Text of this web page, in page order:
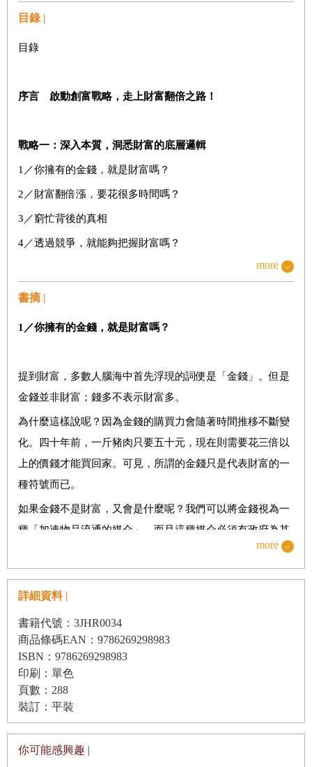
目錄 |
目錄
序言 啟動創富戰略，走上財富翻倍之路！
戰略一：深入本質，洞悉財富的底層邏輯
1／你擁有的金錢，就是財富嗎？
2／財富翻倍漲，要花很多時間嗎？
3／窮忙背後的真相
4／透過競爭，就能夠把握財富嗎？
6／如何在現有能力下使財富最大化？
戰略二：認知升級，打造資產翻倍的絕對優勢
10／改變思考方式，不做「負翁」當富翁
11／時間的價值遠大於金錢的價值
12／善用複利，讓財富如滾雪球般增長
13／物以稀為貴，打造自己的獨特性
戰略三：內建致富引擎，讓個人能力成為高增值資產
17／提升專業技能，讓自己成為產業專家
18／終身學習，打造不對稱的競爭優勢
19／高效工作，創造超越常人的價值
20／重視溝通，團隊合作更順暢
21／培養跨界能力，增強核心競爭力
more
書摘 |
1 ／你擁有的金錢，就是財富嗎？
提到財富，多數人腦海中首先浮現的詞便是「金錢」。但是
金錢並非財富；錢多不表示財富多。
為什麼這樣說呢？因為金錢的購買力會隨著時間推移不斷變
化。四十年前，一斤豬肉只要五十元，現在則需要花三倍以
上的價錢才能買回家。可見，所謂的金錢只是代表財富的一
種符號而已。
如果金錢不是財富，又會是什麼呢？我們可以將金錢視為一
種「加速物品流通的媒介」，而且這種媒介必須有政府為其
（如增值潛力強的房地產），以及那些能持續創造價值的生
產工具與資本（即所謂的原材料）。我們可以將財富視為
「能創造被動收入的財產」。而所謂的被動收入，是指即使
不直接參與工作也能得到的收入，諸如版稅、企業分紅、租
金等。
那麼，該怎麼做才能獲得財富呢？對於一般人而言，主要可
以透過以下兩種方式獲得財富：
第一種方式是買入，也就是購買資產或對外投資。
more
詳細資料 |
書籍代號：3JHR0034
商品條碼EAN：9786269298983
ISBN：9786269298983
印刷：單色
頁數：288
裝訂：平裝
你可能感興趣 |